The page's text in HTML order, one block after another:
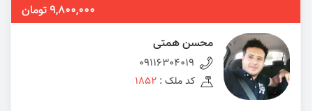
9,800,000 تومان
محسن همتی
09116304019
کد ملک : 1852